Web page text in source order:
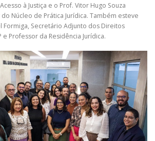
à Justiça e o Prof. Vitor Hugo Souza
Núcleo de Prática Jurídica. Também esteve
Formiga, Secretário Adjunto dos Direitos
e Professor da Residência Jurídica.